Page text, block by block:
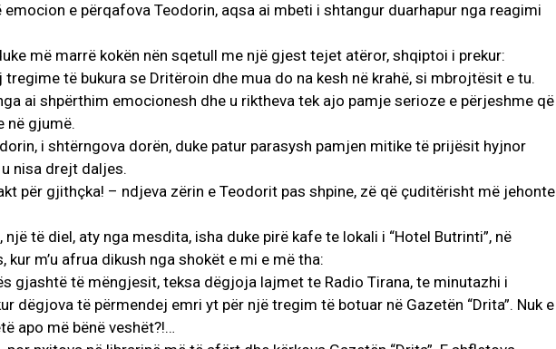
e përqafova Teodorin, aqsa ai mbeti i shtangur duarhapur nga reagimi
më marrë kokën nën sqetull me një gjest tejet atëror, shqiptoi i prekur:
të bukura se Dritëroin dhe mua do na kesh në krahë, si mbrojtësit e tu.
ai shpërthim emocionesh dhe u riktheva tek ajo pamje serioze e përjeshme që
në gjumë.
i shtërngova dorën, duke patur parasysh pamjen mitike të prijësit hyjnor
nisa drejt daljes.
për gjithçka! – ndjeva zërin e Teodorit pas shpine, zë që çuditërisht më jehonte
një të diel, aty nga mesdita, isha duke pirë kafe te lokali i “Hotel Butrinti”, në
kur m’u afrua dikush nga shokët e mi e më tha:
gjashtë të mëngjesit, teksa dëgjoja lajmet te Radio Tirana, te minutazhi i
dëgjova të përmendej emri yt për një tregim të botuar në Gazetën “Drita”. Nuk e
apo më bënë veshët?!…